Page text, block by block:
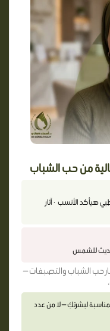
من حب الشباب
هيأكد الأنسب · آثار
للشمس
حب الشباب والتصبغات —
لبشرتكِ — لا من عدد